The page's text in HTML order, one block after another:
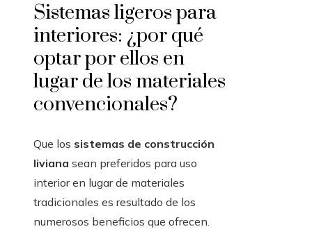
Sistemas ligeros para
interiores: ¿por qué
optar por ellos en
lugar de los materiales
convencionales?
Que los sistemas de construcción
liviana sean preferidos para uso
interior en lugar de materiales
tradicionales es resultado de los
numerosos beneficios que ofrecen.